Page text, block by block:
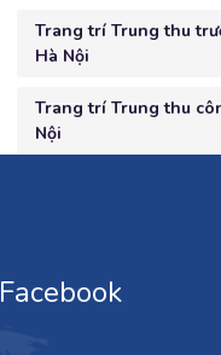
Trang trí Trung thu
Hà Nội
Trang trí Trung thu
Nội
Facebook